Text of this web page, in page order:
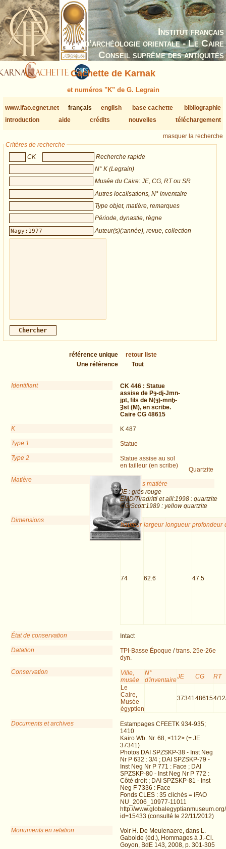
Institut français
d’archéologie orientale - Le Caire
Conseil suprême des antiquités
Cachette de Karnak
et numéros "K" de G. Legrain
www.ifao.egnet.net français english base cachette
bibliographie
introduction
aide crédits nouvelles téléchargement
masquer la recherche
Critères de recherche
CK
Recherche rapide
N° K (Legrain)
Musée du Caire: JE, CG, RT ou SR
Autres localisations, N° inventaire
Type objet, matière, remarques
Période, dynastie, règne
Auteur(s)(:année), revue, collection
référence unique
retour liste
Une référence
Tout
Identifiant CK 446 : Statue
assise de Pȝ-dj-Jmn-
jpt, fils de N(ȝ)-mnḫ-
Ȝst (M), en scribe.
Caire CG 48615
K
K 487
Type 1
Statue
Type 2
Statue assise au sol
en tailleur (en scribe)
Matière
Quartzite
Remarques matière
JE : grès rouge
EMD/Tiradritti et alii:1998 : quartzite
CG/Scott:1989 : yellow quartzite
Dimensions
hauteur largeur longueur profondeur
74 62.6 47.5
État de conservation
Intact
Datation
TPI-Basse Époque /trans. 25e-26e
dyn.
Conservation
Ville,
musée
N°
d'inventaireJE CG
RT
Le
Caire,
Musée
égyptien
37341 486154/
Documents et archives
Estampages CFEETK 934-935;
1410
Kairo Wb. Nr. 68, <112> (= JE
37341)
Photos DAI SPZSKP-38 - Inst Neg
Nr P 632 : 3/4 ; DAI SPZSKP-79 -
Inst Neg Nr P 771 : Face ; DAI
SPZSKP-80 - Inst Neg Nr P 772 :
Côté droit ; DAI SPZSKP-81 - Inst
Neg F 7336 : Face
Fonds CLES : 35 clichés = IFAO
NU_2006_10977-11011
http://
id=15433 (consulté le 22/11/2012)
Monuments en relation
Voir H. De Meulenaere, dans L.
Gabolde (éd.), Hommages à J.-Cl.
Goyon, BdE 143, 2008, p. 301-305